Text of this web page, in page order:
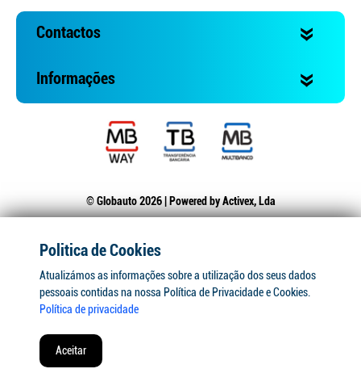
Contactos
Informações
© Globauto 2026 | Powered byActivex, Lda
Politica de Cookies
Atualizámos as informações sobre a utilização dos seus dados
pessoais contidas na nossa Política de Privacidade e Cookies.
Política de privacidade
Aceitar